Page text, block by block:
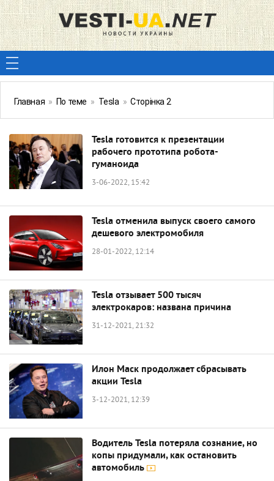
Главная » По теме » Tesla » Сторінка 2
Tesla готовится к презентации
рабочего прототипа робота-
гуманоида
3-06-2022, 15:42
Tesla отменила выпуск своего самого
дешевого электромобиля
28-01-2022, 12:14
Tesla отзывает 500 тысяч
электрокаров: названа причина
31-12-2021, 21:32
Илон Маск продолжает сбрасывать
акции Tesla
3-12-2021, 12:39
Водитель Tesla потеряла сознание, но
копы придумали, как остановить
автомобиль